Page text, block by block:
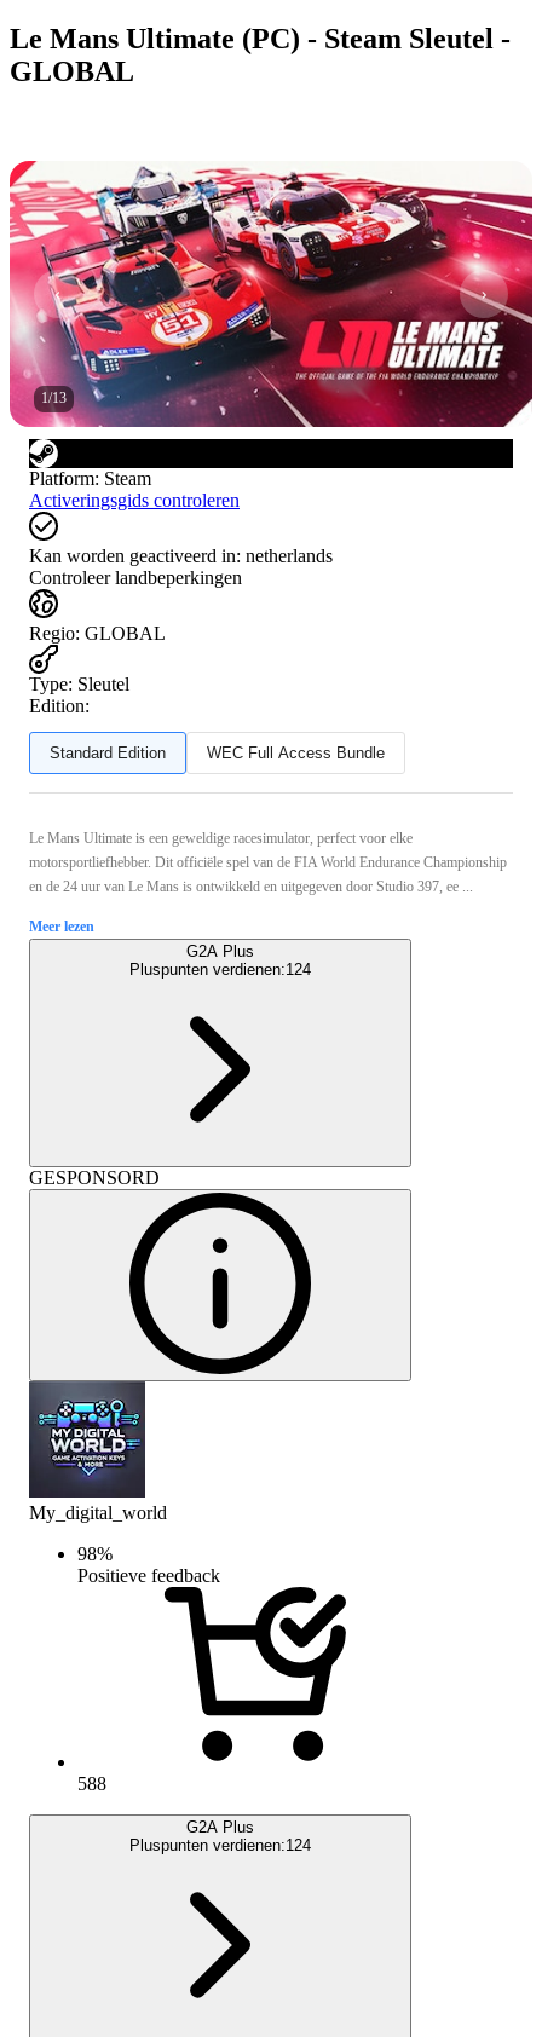
Le Mans Ultimate (PC) - Steam Sleutel -
GLOBAL
1/13
Platform: Steam
Activeringsgids controleren
Kan worden geactiveerd in: netherlands
Controleer landbeperkingen
Regio: GLOBAL
Type: Sleutel
Edition:
Standard Edition WEC Full Access Bundle
Le Mans Ultimate is een geweldige racesimulator, perfect voor elke
motorsportliefhebber. Dit officiële spel van de FIA World Endurance Championship
en de 24 uur van Le Mans is ontwikkeld en uitgegeven door Studio 397, ee ...
Meer lezen
G2A Plus
Pluspunten verdienen:124
GESPONSORD
My_digital_world
98%
Positieve feedback
588
G2A Plus
Pluspunten verdienen:124